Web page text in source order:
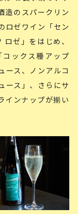
造のスパークリン
ロゼワイン「セン
ゼ」をはじめ、
ックス種アップ
ース、ノンアルコ
ース」、さらにサ
インナップが揃い